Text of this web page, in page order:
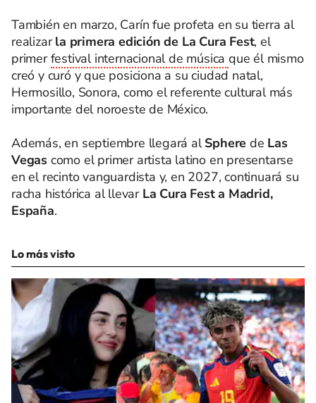
También en marzo, Carín fue profeta en su tierra al
realizarla primera edición de La Cura Fest, el
primerfestival internacional de músicaque él mismo
creó y curó y que posiciona a su ciudad natal,
Hermosillo, Sonora, como el referente cultural más
importante del noroeste de México.
Además, en septiembre llegará alSpherede Las
Vegas como el primer artista latino en presentarse
en el recinto vanguardista y, en 2027, continuará su
racha histórica al llevar La Cura Fest a Madrid,
España.
Lo más visto